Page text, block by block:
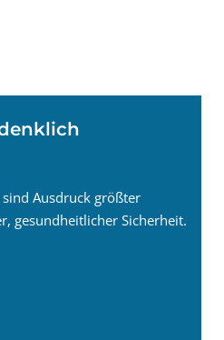
Ausdruck größter
gesundheitlicher Sicherheit.